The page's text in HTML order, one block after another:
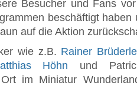
Besucher und Fans
beschäftigt
auf die Aktion
wie z.B. Rainer Brüderle
Höhn und
im Miniatur